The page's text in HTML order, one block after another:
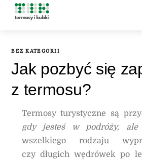
Skip
BEZ KATEGORII
Jak pozbyć się
z termosu?
Termosy turystyczne są
gdy jesteś w podróży, ale
wszelkiego rodzaju
czy długich wędrówek po